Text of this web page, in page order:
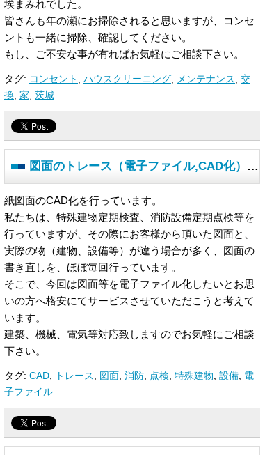
埃まみれでした。
皆さんも年の瀬にお掃除されると思いますが、コンセ
ントも一緒に掃除、確認してください。
もし、ご不安な事が有ればお気軽にご相談下さい。
タグ: コンセント ハウスクリーニング メンテナンス
交
換 家 茨城
図面のトレース（電子ファイル,CAD化）行
います
紙図面のCAD化を行っています。
私たちは、特殊建物定期検査、消防設備定期点検等を
行っていますが、その際にお客様から頂いた図面と、
実際の物（建物、設備等）が違う場合が多く、図面の
書き直しを、ほぼ毎回行っています。
そこで、今回は図面等を電子ファイル化したいとお思
いの方へ格安にてサービスさせていただこうと考えて
います。
建築、機械、電気等対応致しますのでお気軽にご相談
下さい。
タグ: CAD トレース 図面 消防 点検 特殊建物 設備 電
子ファイル